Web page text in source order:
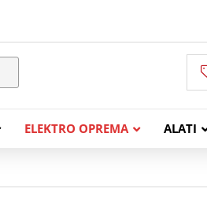
ELEKTRO OPREMA ALATI